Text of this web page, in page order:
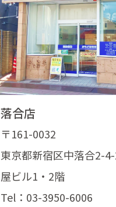
落合店
〒161-0032
東京都新宿区中落合2-
屋ビル1・2階
Tel：03-3950-6006